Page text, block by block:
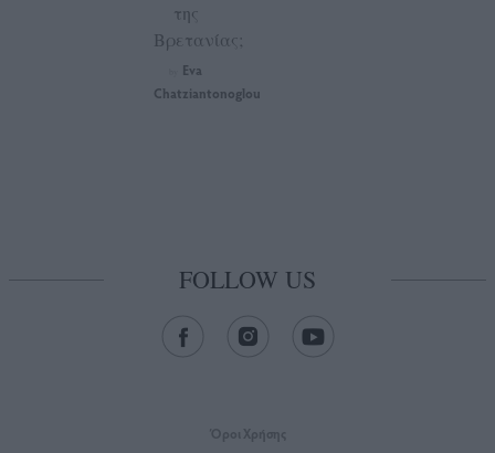
της
Βρετανίας;
Eva
Chatziantonoglou
FOLLOW US
Όροι Xρήσης